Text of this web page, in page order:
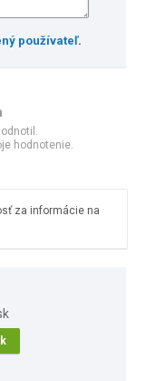
používateľ.
hodnotenie.
za informácie na